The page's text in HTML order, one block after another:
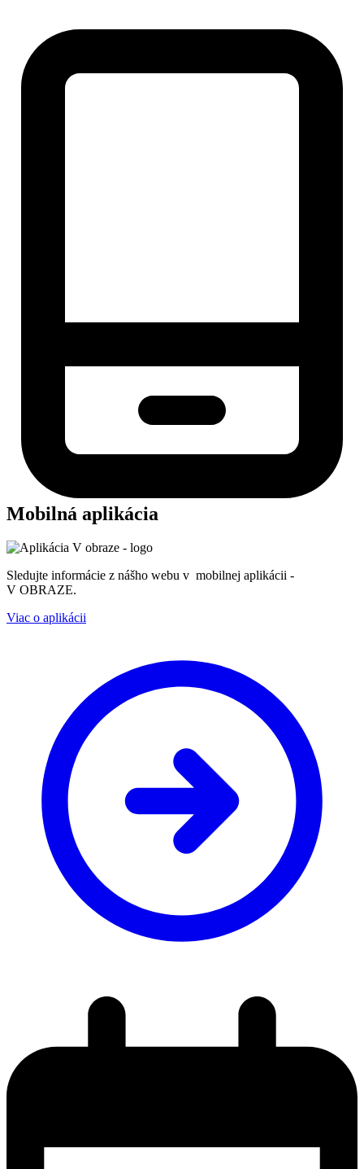
Mobilná aplikácia
Sledujte informácie z nášho webu v mobilnej aplikácii -
V OBRAZE.
Viac o aplikácii